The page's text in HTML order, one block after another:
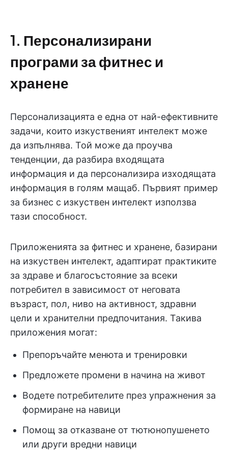
1. Персонализирани
програми за фитнес и
хранене
Персонализацията е една от най-ефективните
задачи, които изкуственият интелект може
да изпълнява. Той може да проучва
тенденции, да разбира входящата
информация и да персонализира изходящата
информация в голям мащаб. Първият пример
за бизнес с изкуствен интелект използва
тази способност.
Приложенията за фитнес и хранене, базирани
на изкуствен интелект, адаптират практиките
за здраве и благосъстояние за всеки
потребител в зависимост от неговата
възраст, пол, ниво на активност, здравни
цели и хранителни предпочитания. Такива
приложения могат:
Препоръчайте менюта и тренировки
Предложете промени в начина на живот
Водете потребителите през упражнения за
формиране на навици
Помощ за отказване от тютюнопушенето
или други вредни навици